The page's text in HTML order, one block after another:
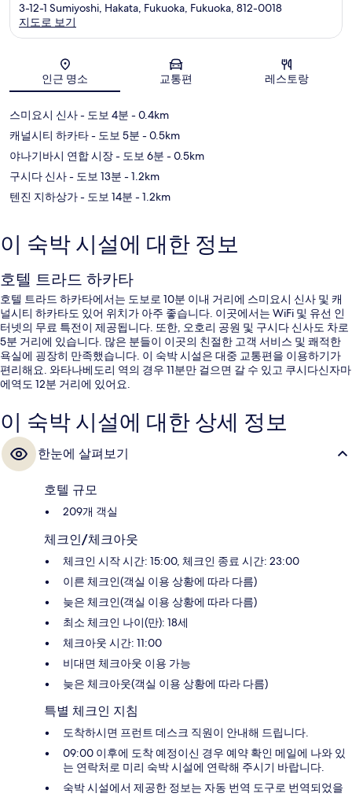
지도
3-12-1 Sumiyoshi, Hakata, Fukuoka, Fukuoka, 812-0018
지도로 보기
인근 명소 교통편 레스토랑
스미요시 신사- 도보 4분 - 0.4km
캐널시티 하카타- 도보 5분 - 0.5km
야나기바시 연합 시장- 도보 6분 - 0.5km
구시다 신사- 도보 13분 - 1.2km
텐진 지하상가- 도보 14분 - 1.2km
이 숙박 시설에 대한 정보
호텔 트라드 하카타
호텔 트라드 하카타에서는 도보로 10분 이내 거리에 스미요시 신사 및 캐
널시티 하카타도 있어 위치가 아주 좋습니다. 이곳에서는 WiFi 및 유선 인
터넷의 무료 특전이 제공됩니다. 또한, 오호리 공원 및 구시다 신사도 차로
5분 거리에 있습니다. 많은 분들이 이곳의 친절한 고객 서비스 및 쾌적한
욕실에 굉장히 만족했습니다. 이 숙박 시설은 대중 교통편을 이용하기가
편리해요. 와타나베도리 역의 경우 11분만 걸으면 갈 수 있고 쿠시다신자마
에역도 12분 거리에 있어요.
이 숙박 시설에 대한 상세 정보
한눈에 살펴보기
호텔 규모
209개 객실
체크인/체크아웃
체크인 시작 시간: 15:00, 체크인 종료 시간: 23:00
이른 체크인(객실 이용 상황에 따라 다름)
늦은 체크인(객실 이용 상황에 따라 다름)
최소 체크인 나이(만): 18세
체크아웃 시간: 11:00
비대면 체크아웃 이용 가능
늦은 체크아웃(객실 이용 상황에 따라 다름)
특별 체크인 지침
도착하시면 프런트 데스크 직원이 안내해 드립니다.
09:00 이후에 도착 예정이신 경우 예약 확인 메일에 나와 있
는 연락처로 미리 숙박 시설에 연락해 주시기 바랍니다.
숙박 시설에서 제공한 정보는 자동 번역 도구로 번역되었을